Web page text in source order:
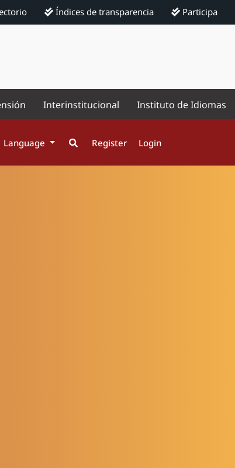
Índices de transparencia Participa
Interinstitucional Instituto de Idiomas
Language Register Login